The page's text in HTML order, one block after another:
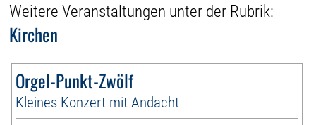
Weitere Veranstaltungen unter der Rubrik:
Kirchen
Orgel-Punkt-Zwölf
Kleines Konzert mit Andacht